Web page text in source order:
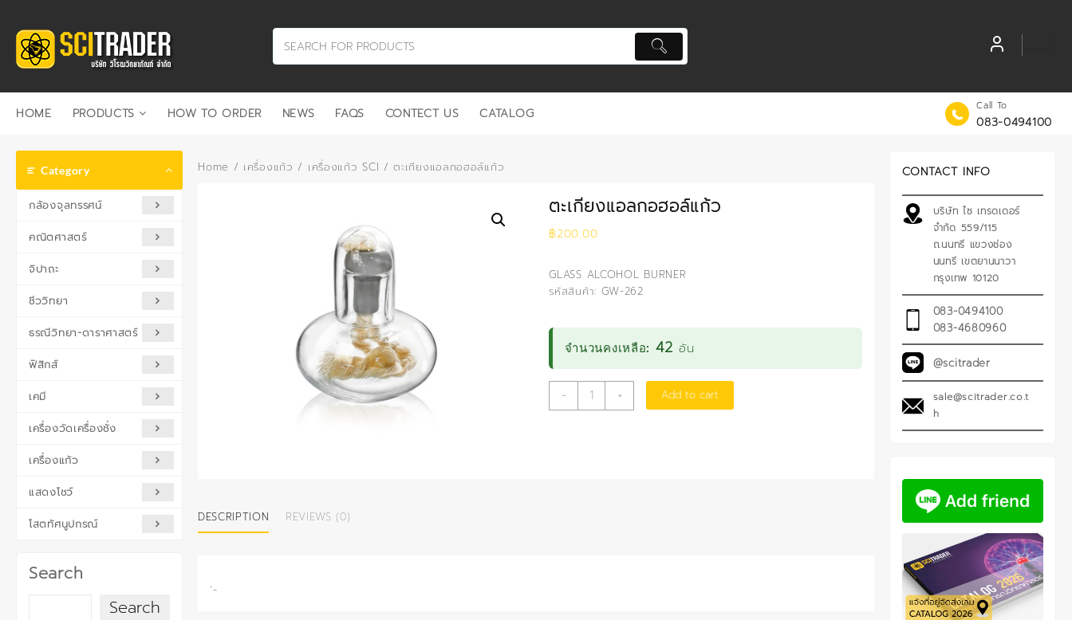
content
HOME PRODUCTS HOW TO ORDER NEWS FAQS CONTECT US CATALOG Call To
083-0494100
Category
กล้องจุลทรรศน์
คณิตศาสตร์
จิปาถะ
ชีววิทยา
ธรณีวิทยา-ดาราศาสตร์
ฟิสิกส์
เคมี
เครื่องวัดเครื่องชั่ง
เครื่องแก้ว
แสดงโชว์
โสตทัศนูปกรณ์
Search
Search
Home / เครื่องแก้ว / เครื่องแก้ว SCI / ตะเกียงแอลกอฮอล์แก้ว
ตะเกียงแอลกอฮอล์แก้ว
฿200.00
GLASS ALCOHOL BURNER
รหัสสินค้า: GW-262
จำนวนคงเหลือ: 42 อัน
-
ตะเกียง
แอลกอฮอล์
+ Add to cart
DESCRIPTION REVIEWS (0)
‘-
CONTACT INFO
บริษัท ไซ เทรดเดอร์
จำกัด 559/115
ถ.นนทรี แขวงช่อง
นนทรี เขตยานนาวา
กรุงเทพ 10120
083-0494100
083-4680960
@scitrader
sale@scitrader.co.t
h